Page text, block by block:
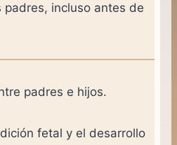
padres, incluso antes de
padres e hijos.
fetal y el desarrollo